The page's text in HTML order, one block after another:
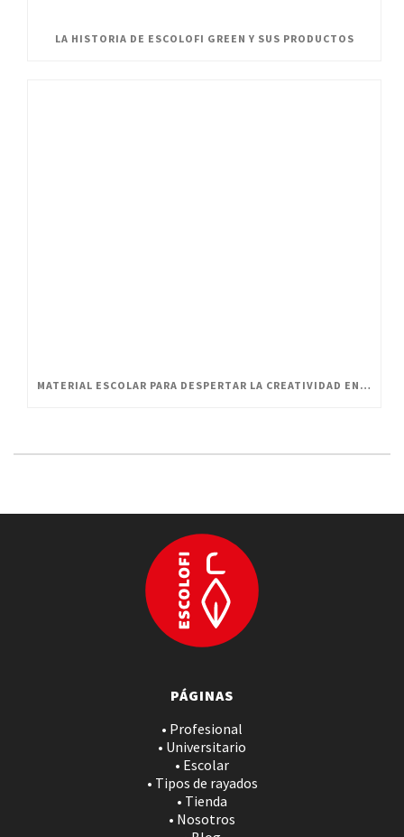
LA HISTORIA DE ESCOLOFI GREEN Y SUS PRODUCTOS
MATERIAL ESCOLAR PARA DESPERTAR LA CREATIVIDAD EN PEQUEÑOS ARTISTAS
PÁGINAS
• Profesional
• Universitario
• Escolar
• Tipos de rayados
• Tienda
• Nosotros